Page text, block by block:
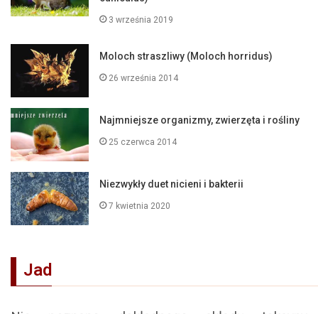
3 września 2019
Moloch straszliwy (Moloch horridus)
26 września 2014
Najmniejsze organizmy, zwierzęta i rośliny
25 czerwca 2014
Niezwykły duet nicieni i bakterii
7 kwietnia 2020
Jad